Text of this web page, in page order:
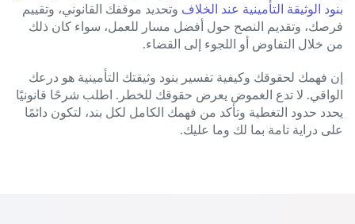
بنود الوثيقة التأمينية عند الخلاف وتحديد موقفك القانوني، وتقييم
فرصك، وتقديم النصح حول أفضل مسار للعمل، سواء كان ذلك
من خلال التفاوض أو اللجوء إلى القضاء.
إن فهمك لحقوقك وكيفية تفسير بنود وثيقتك التأمينية هو درعك
الواقي. لا تدع الغموض يعرض حقوقك للخطر. اطلب شرحًا قانونيًا
يحدد حدود التغطية وتأكد من فهمك الكامل لكل بند، لتكون دائمًا
على دراية تامة بما لك وما عليك.